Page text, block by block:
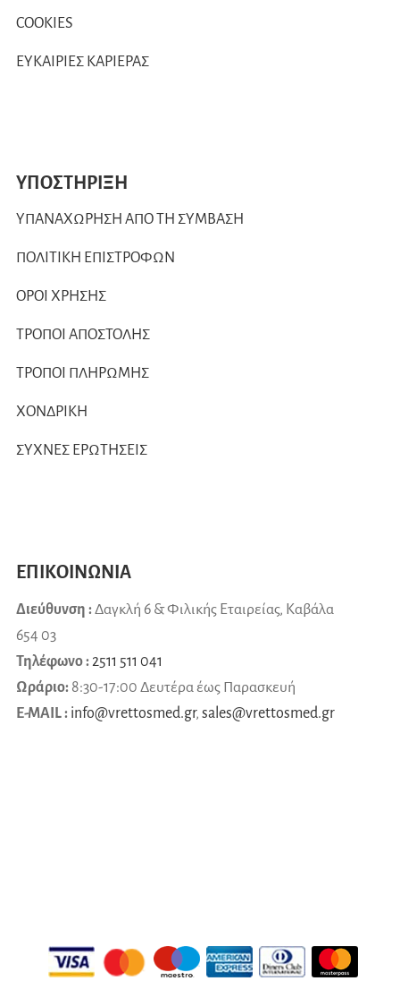
COOKIES
ΕΥΚΑΙΡΙΕΣ ΚΑΡΙΕΡΑΣ
ΥΠΟΣΤΗΡΙΞΗ
ΥΠΑΝΑΧΩΡΗΣΗ ΑΠΟ ΤΗ ΣΥΜΒΑΣΗ
ΠΟΛΙΤΙΚΗ ΕΠΙΣΤΡΟΦΩΝ
ΟΡΟΙ ΧΡΗΣΗΣ
ΤΡΟΠΟΙ ΑΠΟΣΤΟΛΗΣ
ΤΡΟΠΟΙ ΠΛΗΡΩΜΗΣ
ΧΟΝΔΡΙΚΗ
ΣΥΧΝΕΣ ΕΡΩΤΗΣΕΙΣ
ΕΠΙΚΟΙΝΩΝΙΑ
Διεύθυνση :Δαγκλή 6 & Φιλικής Εταιρείας, Καβάλα
654 03
Τηλέφωνο :2511 511 041
Ωράριο: 8:30-17:00 Δευτέρα έως Παρασκευή
E-MAIL : info@vrettosmed.gr, sales@vrettosmed.gr